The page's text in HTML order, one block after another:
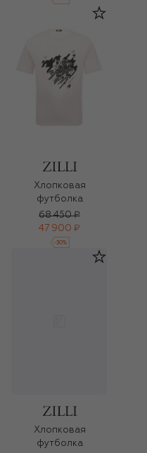
Хлопковая
футболка
68 450 ₽
47 900 ₽
-30%
Хлопковая
футболка